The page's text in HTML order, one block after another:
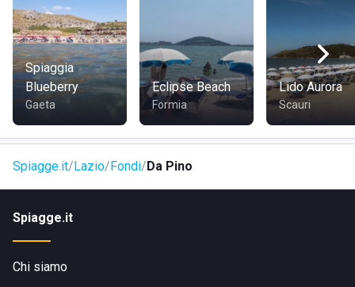
Caparitica e il Lago Lungo.
COME RAGGIUNGERE DA PINO
Lo stabilimento balneare Da Pino si trova in via Guado
Bastianelli, 1 a Fondi in provincia di Latina, a circa 11 km dal
centro città.
Spiaggia
Blueberry
Gaeta
Eclipse Beach
Formia
Lido Aurora
Scauri
Spiagge.it Lazio Fondi Da Pino
Spiagge.it
Chi siamo